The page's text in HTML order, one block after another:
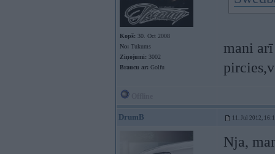
Kopš: 30. Oct 2008
No: Tukums
Ziņojumi: 3002
Braucu ar: Golfu
mani
DrumB 11. Jul 2012,
Nja,